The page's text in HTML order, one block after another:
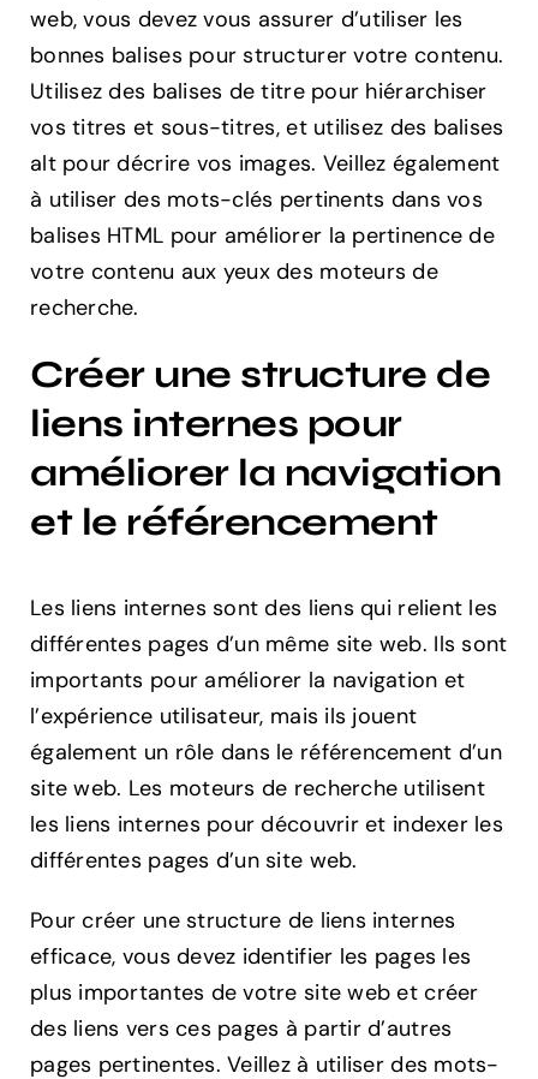
web, vous devez vous assurer d’utiliser les
bonnes balises pour structurer votre contenu.
Utilisez des balises de titre pour hiérarchiser
vos titres et sous-titres, et utilisez des balises
alt pour décrire vos images. Veillez également
à utiliser des mots-clés pertinents dans vos
balises HTML pour améliorer la pertinence de
votre contenu aux yeux des moteurs de
recherche.
Créer une structure de
liens internes pour
améliorer la navigation
et le référencement
Les liens internes sont des liens qui relient les
différentes pages d’un même site web. Ils sont
importants pour améliorer la navigation et
l’expérience utilisateur, mais ils jouent
également un rôle dans le référencement d’un
site web. Les moteurs de recherche utilisent
les liens internes pour découvrir et indexer les
différentes pages d’un site web.
Pour créer une structure de liens internes
efficace, vous devez identifier les pages les
plus importantes de votre site web et créer
des liens vers ces pages à partir d’autres
pages pertinentes. Veillez à utiliser des mots-